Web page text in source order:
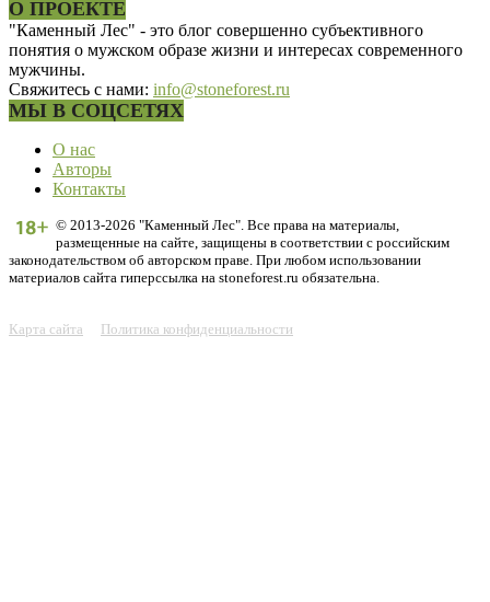
О ПРОЕКТЕ
"Каменный Лес" - это блог совершенно субъективного
понятия о мужском образе жизни и интересах современного
мужчины.
Свяжитесь с нами: info@stoneforest.ru
МЫ В СОЦСЕТЯХ
О нас
Авторы
Контакты
© 2013-2026 "Каменный Лес". Все права на материалы,
размещенные на сайте, защищены в соответствии с российским
законодательством об авторском праве. При любом использовании
материалов сайта гиперссылка на stoneforest.ru обязательна.
Карта сайта Политика конфиденциальности